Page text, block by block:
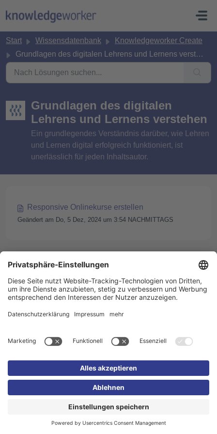
Start Wissensdatenbank
Knowledgeworker Create
Grundlagen des digitalen Lehrens und Lernens verstehen
Grundlagen des digitalen
Lehrens und Lernens verstehen
Ein grundlegendes Verständnis darüber, wie Lehren
und Lernen digital erfolgreich funktioniert, ist
unerlässlich für jeden Inhaltsautor.
Responsive Onlinekurse erstellen
Geändert am Do, 5 Dez, 2024 um 3:54 NACHMITTAGS
Datenschutzerklärung
Einstellungen